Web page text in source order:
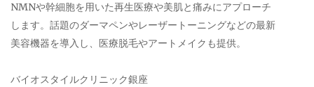
NMNや幹細胞を用いた再生医療や美肌と痛みにアプローチ
します。話題のダーマペンやレーザートーニングなどの最新
美容機器を導入し、医療脱毛やアートメイクも提供。
バイオスタイルクリニック銀座